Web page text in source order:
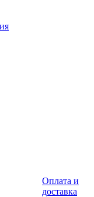
Оплата и
доставка